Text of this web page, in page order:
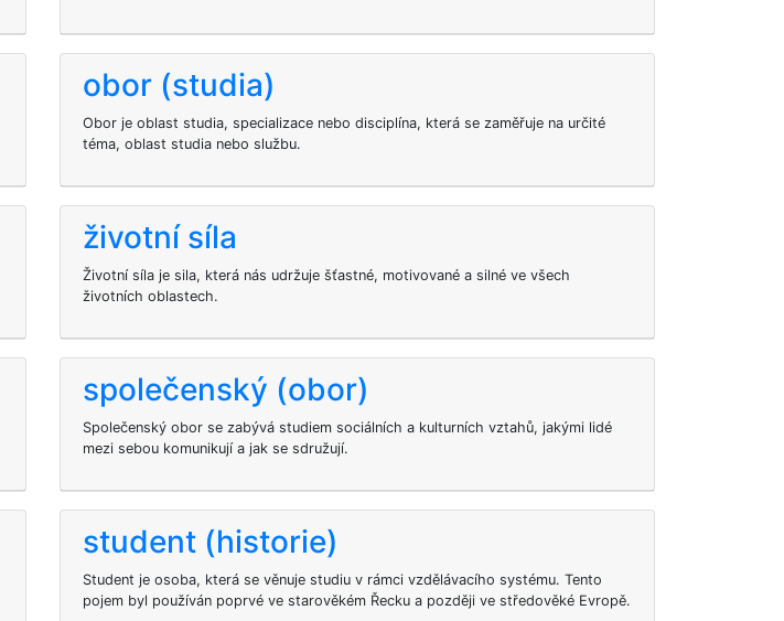
obor (studia)
Obor je oblast studia, specializace nebo disciplína, která se zaměřuje na určité
téma, oblast studia nebo službu.
životní síla
Životní síla je sila, která nás udržuje šťastné, motivované a silné ve všech
životních oblastech.
společenský (obor)
Společenský obor se zabývá studiem sociálních a kulturních vztahů, jakými lidé
mezi sebou komunikují a jak se sdružují.
student (historie)
Student je osoba, která se věnuje studiu v rámci vzdělávacího systému. Tento
pojem byl používán poprvé ve starověkém Řecku a později ve středověké Evropě.